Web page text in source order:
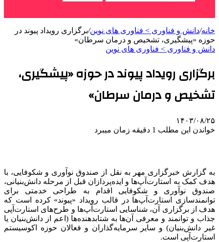
خانه/دانش و فناوری > فناوری های نوین/برگزاری رویداد پیوند در
حوزه «پیشگیری، تشخیص و درمان سرطان»
دانش و فناوری > فناوری های نوین
برگزاری رویداد پیوند در حوزه «پیشگیری،
تشخیص و درمان سرطان»
۱۴۰۳/۰۸/۲۵
خواندن این مطلب 1 دقیقه زمان میبرد
به گزارش خبرگزاری مهر به نقل از صندوق نوآوری و شکوفایی، با
هدف کمک به استارت‌آپ‌ها و ایده‌پردازان قبل از مرحله دانش‌بنیانی،
صندوق نوآوری و شکوفایی اقدام به طراحی خدمتی برای
توانمندسازی استارت‌آپ‌ها در قالب رویداد «پیوند» کرده است که
هدف از برگزاری آن، شناسایی استارت‌آپ‌ها و طرح‌های استارت‌آپی
جذاب و توانمند و معرفی آن‌ها به شتابدهنده‌ها (اعم از دانش‌بنیان یا
غیر دانش‌بنیان) و سایر سرمایه‌گذاران و فعالان حوزه اکوسیستم
استارت‌آپی است.